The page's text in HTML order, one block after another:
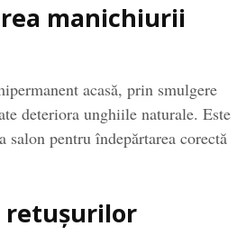
manichiurii
acasă, prin smulgere
deteriora unghiile naturale. Este
salon pentru îndepărtarea corectă
retușurilor